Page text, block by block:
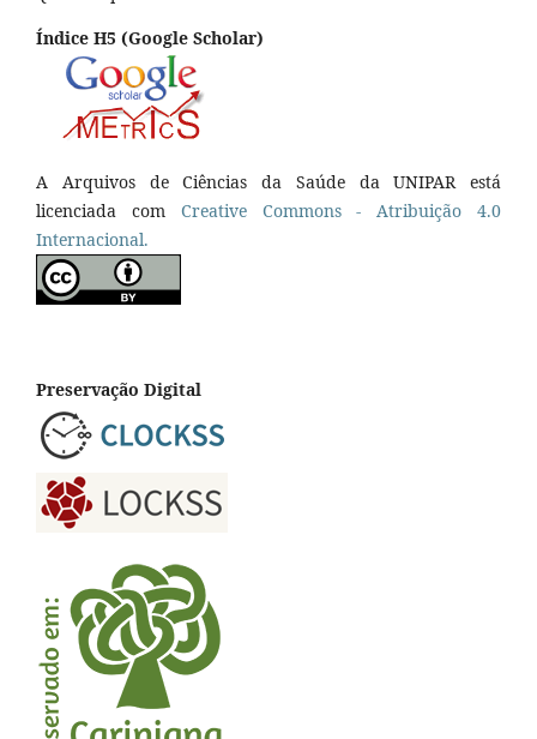
Índice H5 (Google Scholar)
A Arquivos de Ciências da Saúde da UNIPAR está
licenciada com Creative Commons - Atribuição 4.0
Internacional.
Preservação Digital